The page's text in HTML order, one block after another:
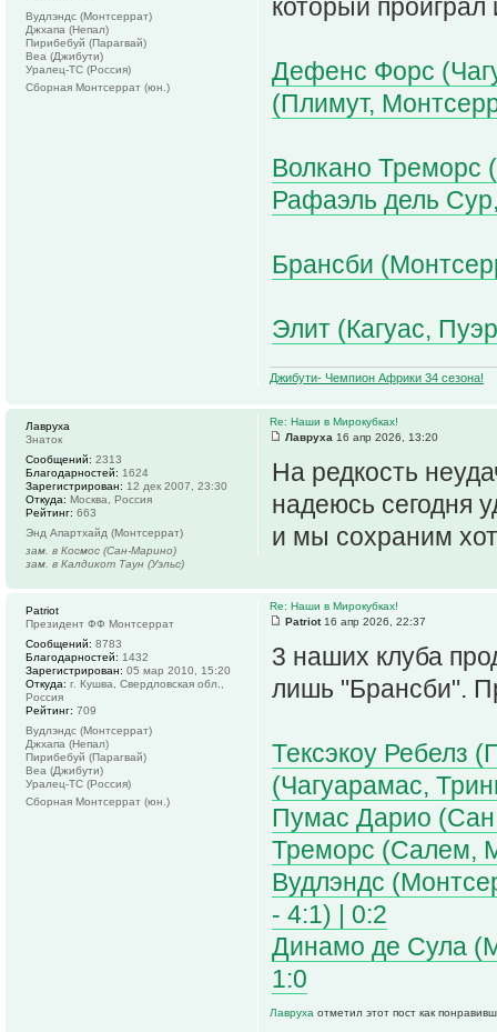
который
Дефенс Форс
(Плимут,
Волкано
Рафаэль дель
Брансби
Элит (Кагуас,
Джибути- Чемпион Африки 34 сезона!
Вудлэндс (Монтсеррат)
Джхапа (Непал)
Пирибебуй (Парагвай)
Веа (Джибути)
Уралец-ТС (Россия)
Сборная Монтсеррат (юн.)
Re: Наши в Мирокубках!
Лавруха 16 апр 2026, 13:20
На редкость
надеюсь сегодня
и мы сохраним
Лавруха
Знаток
Сообщений: 2313
Благодарностей: 1624
Зарегистрирован: 12 дек 2007, 23:30
Откуда: Москва, Россия
Рейтинг: 663
Энд Апартхайд (Монтсеррат)
зам. в Космос (Сан-Марино)
зам. в Калдикот Таун (Уэльс)
Re: Наши в Мирокубках!
Patriot16 апр 2026, 22:37
3 наших клуба
лишь "Брансби".
Тексэкоу Ребелз
(Чагуарамас,
Пумас Дарио (Сан
Треморс (Салем,
Вудлэндс
- 4:1) | 0:2
Динамо де Сула
1:0
Лавруха отметил этот пост как
Patriot
Президент ФФ Монтсеррат
Сообщений: 8783
Благодарностей: 1432
Зарегистрирован: 05 мар 2010, 15:20
Откуда: г. Кушва, Свердловская обл.,
Россия
Рейтинг: 709
Вудлэндс (Монтсеррат)
Джхапа (Непал)
Пирибебуй (Парагвай)
Веа (Джибути)
Уралец-ТС (Россия)
Сборная Монтсеррат (юн.)